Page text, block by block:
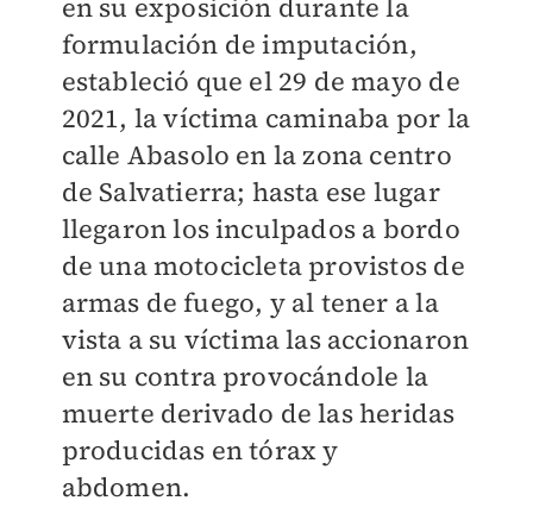
en su exposición durante la
formulación de imputación,
estableció que el 29 de mayo de
2021, la víctima caminaba por la
calle Abasolo en la zona centro
de Salvatierra; hasta ese lugar
llegaron los inculpados a bordo
de una motocicleta provistos de
armas de fuego, y al tener a la
vista a su víctima las accionaron
en su contra provocándole la
muerte derivado de las heridas
producidas en tórax y
abdomen.